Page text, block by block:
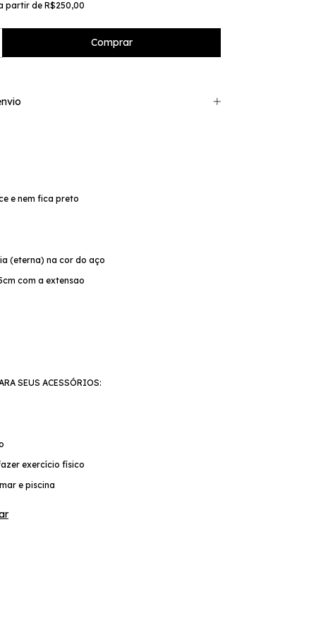
partir deR$250,00
e nem fica preto
(eterna) na cor do aço
com a extensao
SEUS ACESSÓRIOS:
exercício físico
e piscina